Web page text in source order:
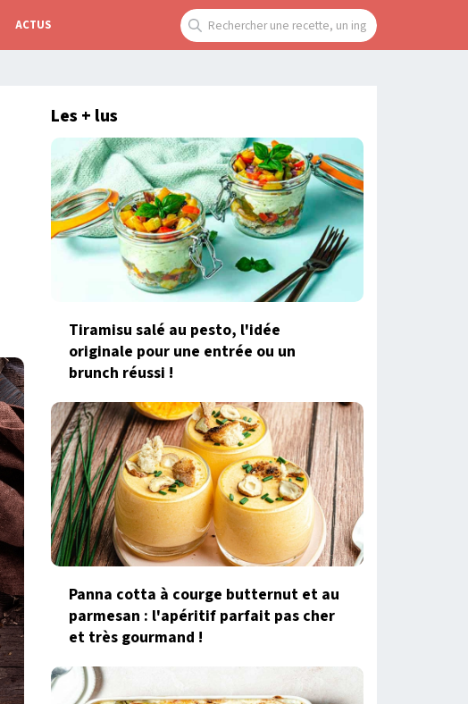
ACTUS
Les + lus
Tiramisu salé au pesto, l'idée
originale pour une entrée ou un
brunch réussi !
Panna cotta à courge butternut et au
parmesan : l'apéritif parfait pas cher
et très gourmand !